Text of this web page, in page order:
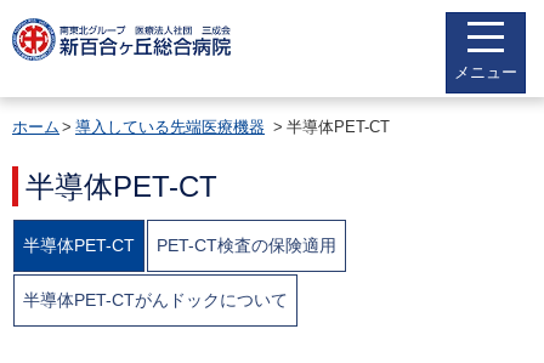
メニュー
ホーム 導入している先端医療機器 半導体PET-CT
半導体PET-CT
半導体PET-CT PET-CT検査の保険適用
半導体PET-CTがんドックについて